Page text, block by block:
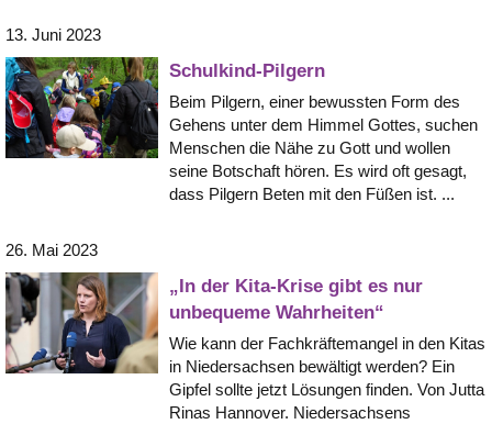
13. Juni 2023
Schulkind-Pilgern
Beim Pilgern, einer bewussten Form des
Gehens unter dem Himmel Gottes, suchen
Menschen die Nähe zu Gott und wollen
seine Botschaft hören. Es wird oft gesagt,
dass Pilgern Beten mit den Füßen ist. ...
26. Mai 2023
„In der Kita-Krise gibt es nur
unbequeme Wahrheiten“
Wie kann der Fachkräftemangel in den Kitas
in Niedersachsen bewältigt werden? Ein
Gipfel sollte jetzt Lösungen finden. Von Jutta
Rinas Hannover. Niedersachsens